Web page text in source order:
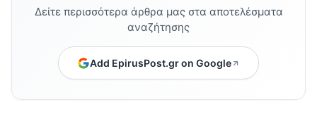
Δείτε περισσότερα άρθρα μας στα αποτελέσματα
αναζήτησης
Add EpirusPost.gr on Google